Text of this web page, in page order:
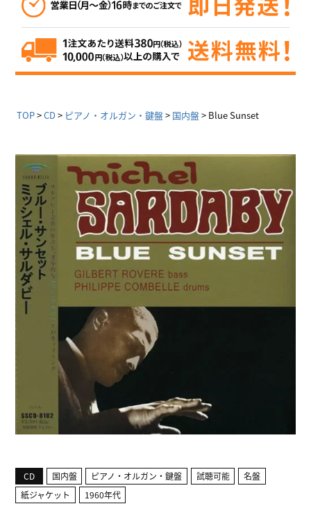
TOP CD ピアノ・オルガン・鍵盤 国内盤 Blue Sunset
CD 国内盤 ピアノ・オルガン・鍵盤 試聴可能
名盤
紙ジャケット
1960年代